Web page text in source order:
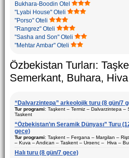
Bukhara-Boodin Otel
"Lyabi House" Oteli
"Porso" Oteli
"Rangrez" Oteli
"Sasha and Son" Oteli
"Mehtar Ambar" Oteli
Özbekistan Turları:
Semerkant, Buhara, Hiva
“Dalvarzintepa” arkeolojik turu (8 gün/7
Tur programi: Taşkent – Termiz – Dalvarzintepa –
Taşkent
Süre: 8 gün/7 gece
Hareket şekli : Karayolu ve uçak
– Termiz (1) – Dalvarzintepa (3)
“Özbekistan’ın Seramik Dünyası” Turu
gece)
Tur programi: Taşkent – Fergana – Margilan –
– Kuva – Andican – Taşkent – Urgenç – Hiva –
Halı turu (8 gün/7 gece)